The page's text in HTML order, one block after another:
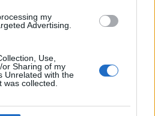
my
Advertising.
Use,
Sharing of my
Unrelated with the
collected.
vámpíros,
elvesztett, amiért érdemes
egy autóbalesetben
De a munkáját képtelen
kellett hagynia a